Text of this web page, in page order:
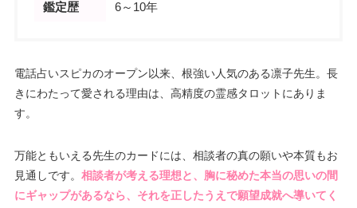
鑑定歴 6～10年
電話占いスピカのオープン以来、根強い人気のある凛子先生。長
きにわたって愛される理由は、高精度の霊感タロットにありま
す。
万能ともいえる先生のカードには、相談者の真の願いや本質もお
見通しです。 相談者が考える理想と、胸に秘めた本当の思いの間
にギャップがあるなら、それを正したうえで願望成就へ導いてく